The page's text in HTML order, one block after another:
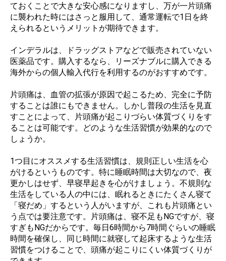
ておくことで大きな安心感になりますし、万が一片頭痛
に襲われた時にはさっと服用して、通常運転で1日を終
えられるというメリットが期待できます。
インデラルは、ドラッグストアなどで販売されていない
医薬品です。購入するなら、リーズナブルに購入できる
海外からの個人輸入代行を利用するのがおすすめです。
片頭痛は、血管の拡張が原因で起こるため、完全に予防
することは誰にもできません。しかし普段の生活を見直
すことによって、片頭痛が起こりづらい体質づくりをす
ることは可能です。どのような生活習慣が効果的なので
しょうか。
1つ目にオススメする生活習慣は、規則正しい生活を心
がけるというものです。特に睡眠時間は大切なので、夜
更かしはせず、早寝早起きを心がけましょう。不規則な
生活をしている人の中には、眠れるときにたくさん寝て
「寝だめ」するという人がいますが、これも片頭痛とい
う点では要注意です。片頭痛は、寝不足もNGですが、寝
すぎもNGだからです。毎日6時間から7時間ぐらいの睡眠
時間を確保し、同じ時間に就寝して起床するような生活
習慣をつけることで、頭痛が起こりにくい体質づくりが